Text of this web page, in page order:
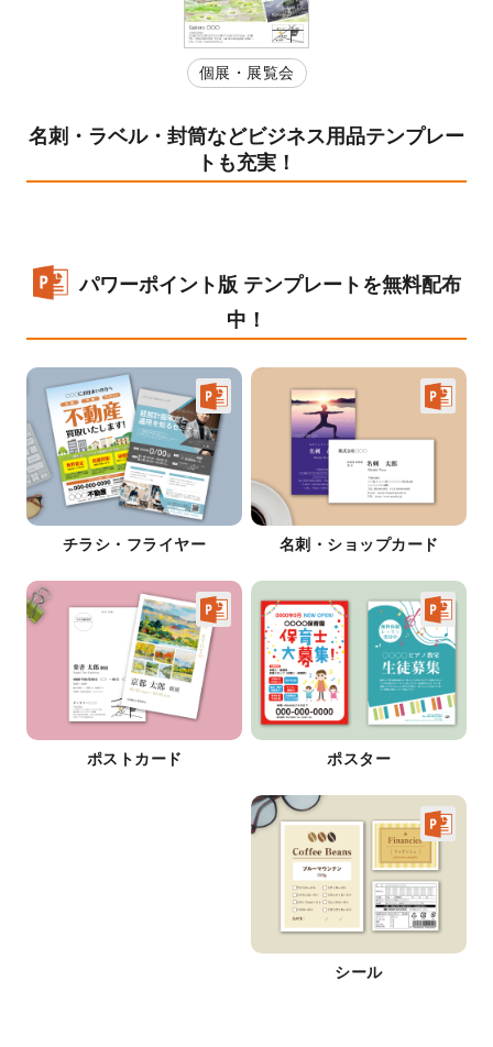
個展・展覧会
名刺・ラベル・封筒などビジネス用品テンプレー
トも充実！
パワーポイント版 テンプレートを無料配布
中！
チラシ・フライヤー 名刺・ショップカード
ポストカード ポスター
シール